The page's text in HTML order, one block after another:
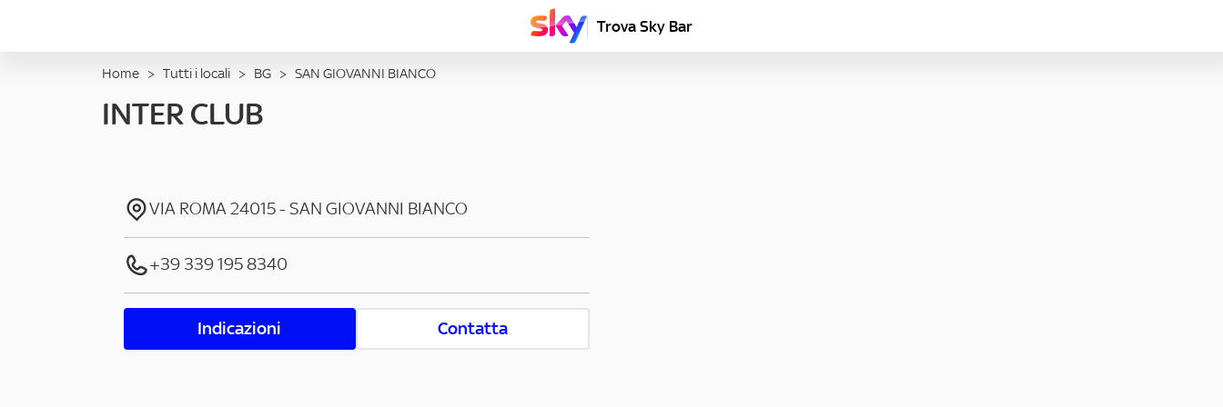
Trova Sky Bar
Home > Tutti i locali > BG > SAN GIOVANNI BIANCO
INTER CLUB
VIA ROMA24015- SAN GIOVANNI BIANCO
+39 339 195 8340
Indicazioni Contatta